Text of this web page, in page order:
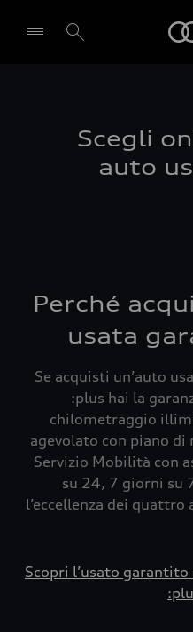
Scegli
auto
Perché
usata
Se acquisti un’auto
:plus hai la
chilometraggio
agevolato con piano
Servizio Mobilità con
su 24, 7 giorni su
l’eccellenza dei
Scopri l’usato